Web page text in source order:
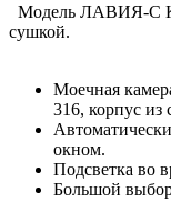
Модель ЛАВИЯ-С
сушкой.
Моечная
316, корпус из
окном.
Подсветка во
Большой выбор